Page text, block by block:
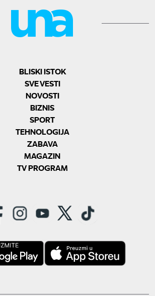
BLISKI ISTOK
SVE VESTI
NOVOSTI
BIZNIS
SPORT
TEHNOLOGIJA
ZABAVA
MAGAZIN
TV PROGRAM